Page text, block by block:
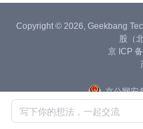
写下你的想法，一起交流
Copyright © 2026, Geekbang
股（
京 ICP
京公网安